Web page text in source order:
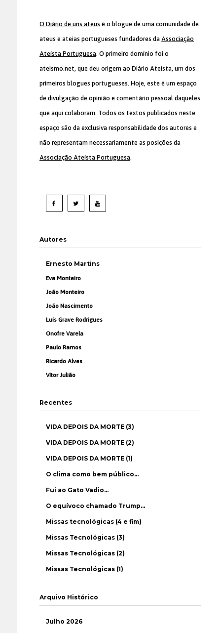
O Diário de uns ateus é o blogue de uma comunidade de
ateus e ateias portugueses fundadores da Associação
Ateísta Portuguesa. O primeiro domínio foi o
ateismo.net, que deu origem ao Diário Ateísta, um dos
primeiros blogues portugueses. Hoje, este é um espaço
de divulgação de opinião e comentário pessoal daqueles
que aqui colaboram. Todos os textos publicados neste
espaço são da exclusiva responsabilidade dos autores e
não representam necessariamente as posições da
Associação Ateísta Portuguesa.
Autores
Ernesto Martins
Eva Monteiro
João Monteiro
João Nascimento
Luís Grave Rodrigues
Onofre Varela
Paulo Ramos
Ricardo Alves
Vítor Julião
Recentes
VIDA DEPOIS DA MORTE (3)
VIDA DEPOIS DA MORTE (2)
VIDA DEPOIS DA MORTE (1)
O clima como bem público…
Fui ao Gato Vadio…
O equívoco chamado Trump…
Missas tecnológicas (4 e fim)
Missas Tecnológicas (3)
Missas Tecnológicas (2)
Missas Tecnológicas (1)
Arquivo Histórico
Julho 2026